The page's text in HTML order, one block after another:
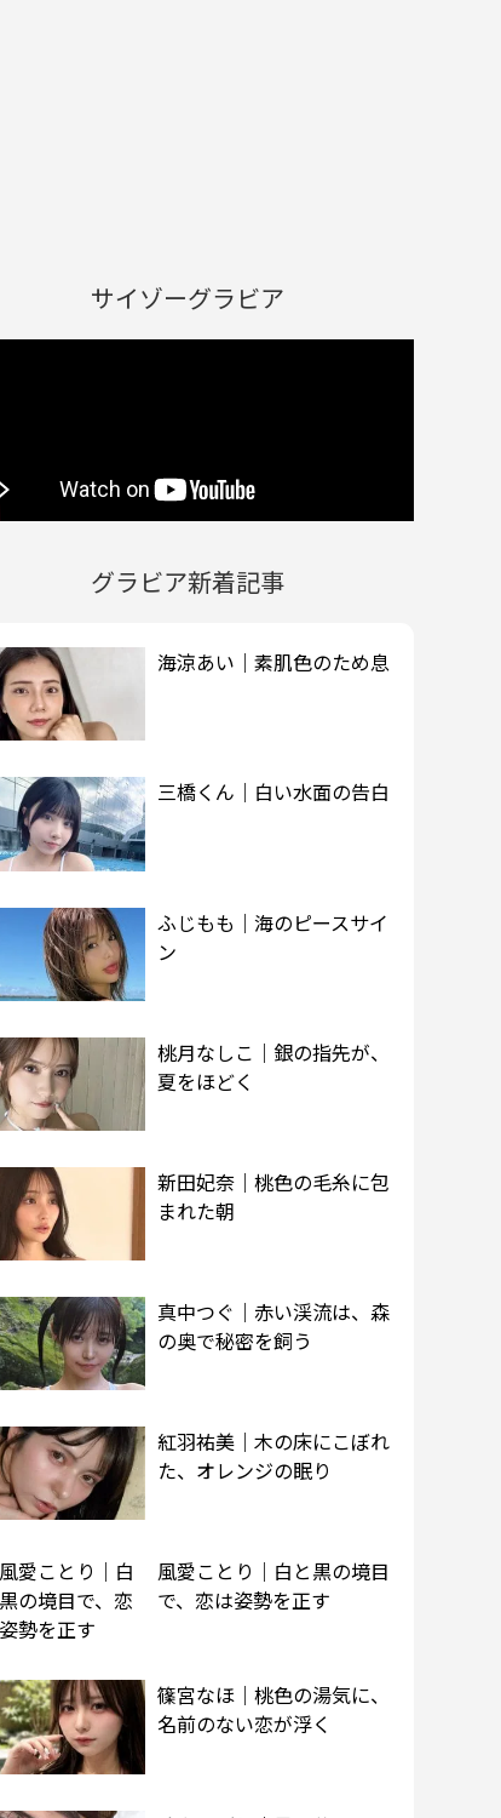
サイゾーグラビア
グラビア新着記事
海涼あい｜素肌色のため息
三橋くん｜白い水面の告白
ふじもも｜海のピースサイ
ン
桃月なしこ｜銀の指先が、
夏をほどく
新田妃奈｜桃色の毛糸に包
まれた朝
真中つぐ｜赤い渓流は、森
の奥で秘密を飼う
紅羽祐美｜木の床にこぼれ
た、オレンジの眠り
風愛ことり｜白と黒の境目
で、恋は姿勢を正す
篠宮なほ｜桃色の湯気に、
名前のない恋が浮く